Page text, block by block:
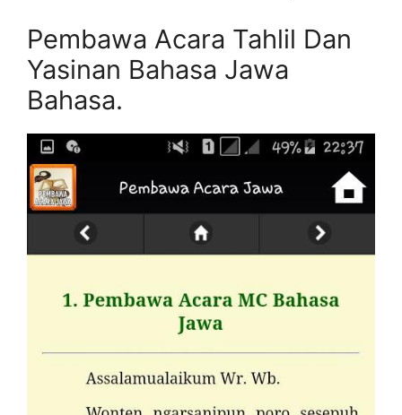
Pembawa Acara Tahlil Dan
Yasinan Bahasa Jawa
Bahasa.